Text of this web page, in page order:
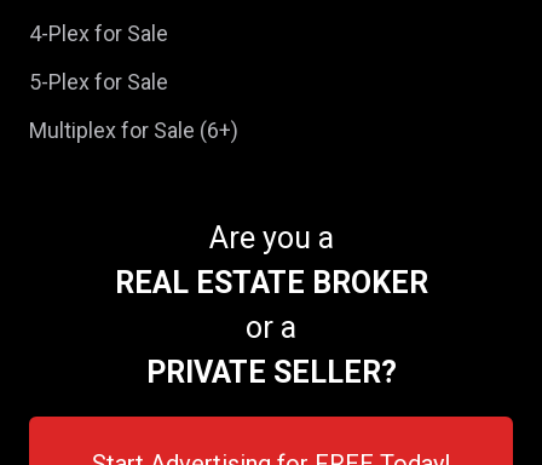
4-Plex for Sale
5-Plex for Sale
Multiplex for Sale (6+)
Are you a
REAL ESTATE BROKER
or a
PRIVATE SELLER?